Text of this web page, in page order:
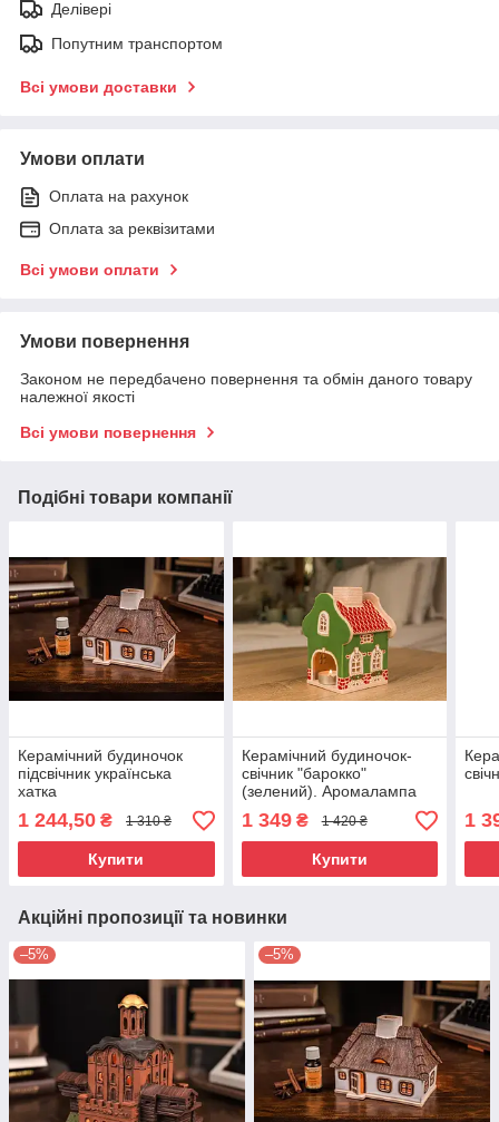
Делівері
Попутним транспортом
Всі умови доставки
Умови оплати
Оплата на рахунок
Оплата за реквізитами
Всі умови оплати
Умови повернення
Законом не передбачено повернення та обмін даного товару
належної якості
Всі умови повернення
Подібні товари компанії
Керамічний будиночок
підсвічник українська
хатка
1 244,50 ₴ 1 310 ₴
Купити
Керамічний будиночок-
свічник "барокко"
(зелений). Аромалампа
1 349₴ 1 420 ₴
Купити
1
Акційні пропозиції та новинки
–5% –5%